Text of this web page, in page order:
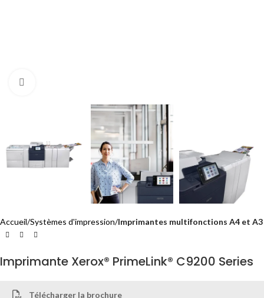
Accueil Systèmes d'impression Imprimantes multifonctions A4 et A3
Imprimante Xerox® PrimeLink® C9200 Series
Télécharger la brochure